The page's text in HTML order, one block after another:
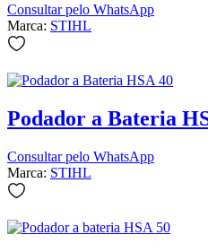
Consultar pelo WhatsApp
Marca: STIHL
Podador a Bateria
Consultar pelo WhatsApp
Marca: STIHL